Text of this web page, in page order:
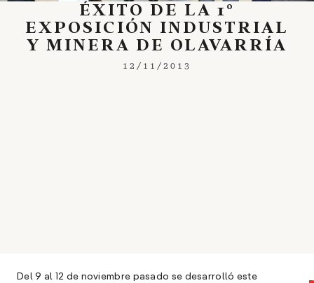
ÉXITO DE LA 1°
EXPOSICIÓN INDUSTRIAL
Y MINERA DE OLAVARRÍA
12/11/2013
Del 9 al 12 de noviembre pasado se desarrolló este